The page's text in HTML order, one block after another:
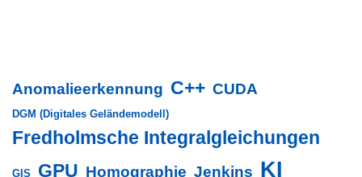
Anomalieerkennung C++ CUDA
DGM (Digitales Geländemodell)
Fredholmsche Integralgleichungen
GIS GPU Homographie Jenkins KI